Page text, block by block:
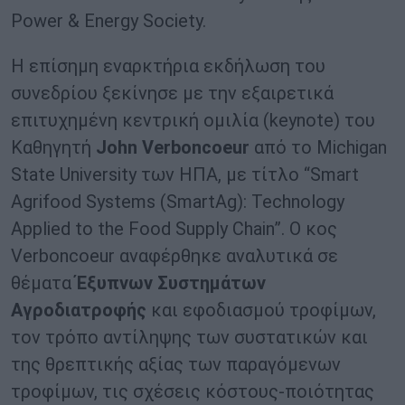
Power & Energy Society.
Η επίσημη εναρκτήρια εκδήλωση του
συνεδρίου ξεκίνησε με την εξαιρετικά
επιτυχημένη κεντρική ομιλία (keynote) του
Καθηγητή John Verboncoeur από το Michigan
State University των ΗΠΑ, με τίτλο “Smart
Agrifood Systems (SmartAg): Technology
Applied to the Food Supply Chain”. Ο κος
Verboncoeur αναφέρθηκε αναλυτικά σε
θέματαΈξυπνων Συστημάτων
Αγροδιατροφής και εφοδιασμού τροφίμων,
τον τρόπο αντίληψης των συστατικών και
της θρεπτικής αξίας των παραγόμενων
τροφίμων, τις σχέσεις κόστους-ποιότητας